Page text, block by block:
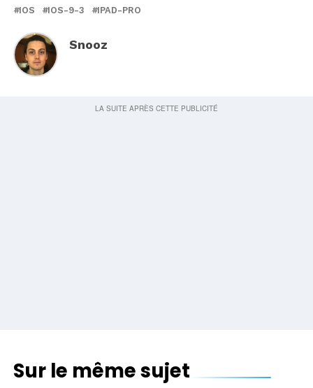
IOS IOS-9-3 IPAD-PRO
Snooz
Sur le même sujet